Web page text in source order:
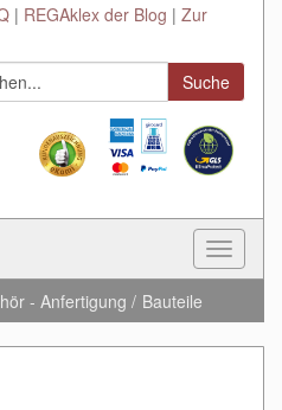
REGAklex der Blog
Zur
Suche
Toggle
- Anfertigung Bauteile